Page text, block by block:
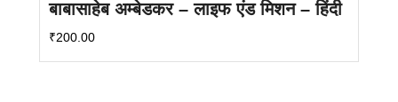
बाबासाहेब अम्बेडकर – लाइफ एंड मिशन – हिंदी
₹200.00